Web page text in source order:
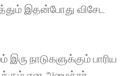
இதன்போது விசேட
நாடுகளுக்கும் பாரிய